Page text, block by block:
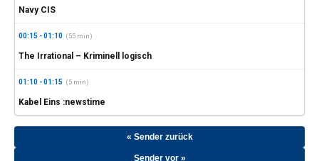
Navy CIS
00:15 - 01:10 (55 min)
The Irrational – Kriminell logisch
01:10 - 01:15 (5 min)
Kabel Eins :newstime
« Sender zurück
Sender vor »